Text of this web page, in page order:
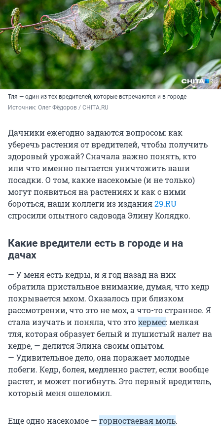
Тля — один из тех вредителей, которые встречаются и в городе
Источник: Олег Фёдоров / CHITA.RU
Дачники ежегодно задаются вопросом: как
уберечь растения от вредителей, чтобы получить
здоровый урожай? Сначала важно понять, кто
или что именно пытается уничтожить ваши
посадки. О том, какие насекомые (и не только)
могут появиться на растениях и как с ними
бороться, наши коллеги из издания29.RU
спросили опытного садовода Элину Колядко.
Какие вредители есть в городе и на
дачах
— У меня есть кедры, и я год назад на них
обратила пристальное внимание, думая, что кедр
покрывается мхом. Оказалось при близком
рассмотрении, что это не мох, а что-то странное. Я
стала изучать и поняла, что этохермес: мелкая
тля, которая образует белый и пушистый налет на
кедре, — делится Элина своим опытом.
— Удивительное дело, она поражает молодые
побеги. Кедр, болея, медленно растет, если вообще
растет, и может погибнуть. Это первый вредитель,
который меня ошеломил.
Еще одно насекомое — горностаевая моль.